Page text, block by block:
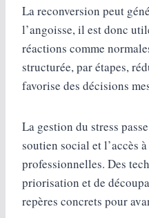
La reconversion peut
l’angoisse, il est donc
réactions comme
structurée, par étapes,
favorise des décisions
La gestion du stress
soutien social et l’accès
professionnelles. Des
priorisation et de
repères concrets pour